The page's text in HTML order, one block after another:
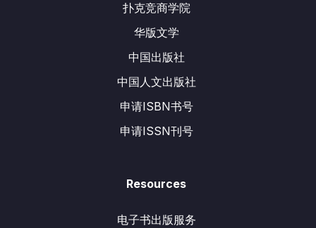
扑克竞商学院
华版文学
中国出版社
中国人文出版社
申请ISBN书号
申请ISSN刊号
Resources
电子书出版服务